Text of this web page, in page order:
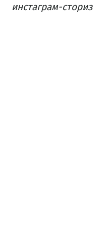
инстаграм-сториз